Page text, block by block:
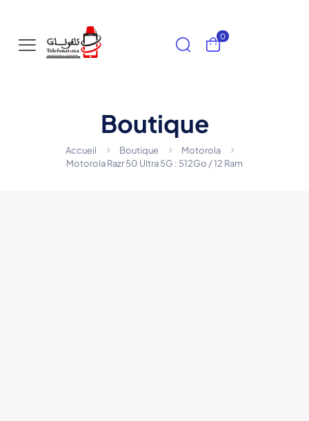
0
Boutique
Accueil Boutique
Motorola
Motorola Razr 50 Ultra 5G : 512Go / 12 Ram